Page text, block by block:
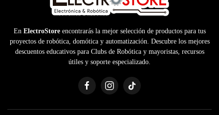
EnElectroStoreencontrarás la mejor selección de productos para tus
proyectos de robótica, domótica y automatización. Descubre los mejores
descuentos educativos para Clubs de Robótica y mayoristas, recursos
útiles y soporte especializado.